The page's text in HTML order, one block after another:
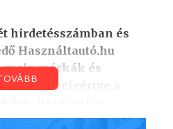
hirdetésszámban és
Használtautó.hu
mely márkák és
beleértve a